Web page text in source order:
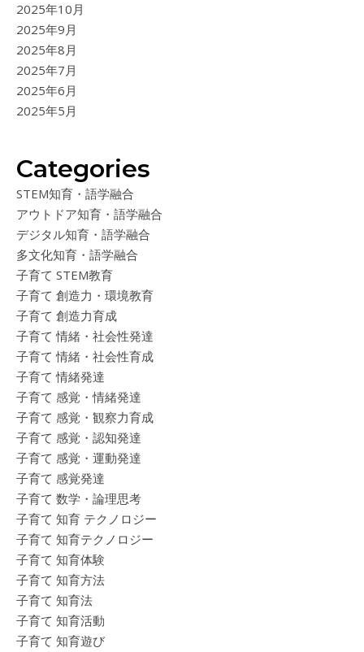
2025年10月
2025年9月
2025年8月
2025年7月
2025年6月
2025年5月
Categories
STEM知育・語学融合
アウトドア知育・語学融合
デジタル知育・語学融合
多文化知育・語学融合
子育て STEM教育
子育て 創造力・環境教育
子育て 創造力育成
子育て 情緒・社会性発達
子育て 情緒・社会性育成
子育て 情緒発達
子育て 感覚・情緒発達
子育て 感覚・観察力育成
子育て 感覚・認知発達
子育て 感覚・運動発達
子育て 感覚発達
子育て 数学・論理思考
子育て 知育 テクノロジー
子育て 知育テクノロジー
子育て 知育体験
子育て 知育方法
子育て 知育法
子育て 知育活動
子育て 知育遊び